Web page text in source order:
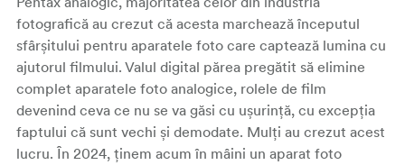
fotografică au crezut că acesta marchează începutul
sfârșitului pentru aparatele foto care captează lumina cu
ajutorul filmului. Valul digital părea pregătit să elimine
complet aparatele foto analogice, rolele de film
devenind ceva ce nu se va găsi cu ușurință, cu excepția
faptului că sunt vechi și demodate. Mulți au crezut acest
lucru. În 2024, ținem acum în mâini un aparat foto